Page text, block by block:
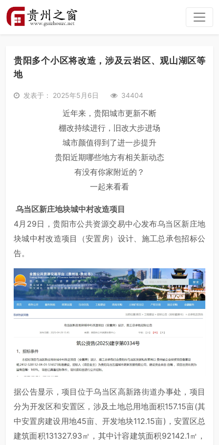
贵阳多个小区将改造，涉及云岩区、观山湖区等
地
发表于： 2025年5月6日 34404
近年来，贵阳城市更新不断
棚改持续进行，旧改大步进场
城市颜值得到了进一步提升
贵阳近期哪些地方有相关新动态
有没有你家附近的？
一起来看看
乌当区新庄地块城中村改造项目
4月29日，贵阳市公共资源交易中心发布乌当区新庄地
块城中村改造项目（安置房）设计、施工总承包招标公
告。
据公告显示，项目位于乌当区高新路街道办事处，项目
分为开发区和安置区，涉及土地总用地面积157.15亩(其
中安置房建设用地45亩、开发地块112.15亩)，安置区总
建筑面积131327.93㎡，其中计容建筑面积92142.1㎡，